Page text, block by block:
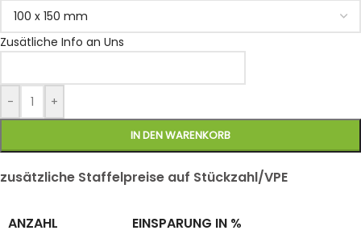
Zusätliche Info an Uns
- +
IN DEN WARENKORB
zusätzliche Staffelpreise auf Stückzahl/VPE
ANZAHL EINSPARUNG IN %